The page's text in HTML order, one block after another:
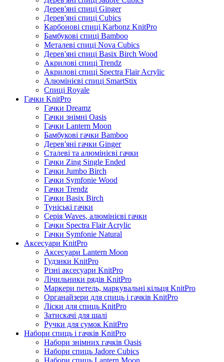
Дерев'яні спиці Ginger
Дерев'яні спиці Cubics
Карбонові спиці Karbonz KnitPro
Бамбукові спиці Bamboo
Металеві спиці Nova Cubics
Дерев'яні спиці Basix Birch Wood
Акрилові спиці Trendz
Акрилові спиці Spectra Flair Acrylic
Алюмінієві спиці SmartStix
Спиці Royale
Гачки KnitPro
Гачки Dreamz
Гачки знімні Oasis
Гачки Lantern Moon
Бамбукові гачки Bamboo
Дерев'яні гачки Ginger
Сталеві та алюмінієві гачки
Гачки Zing Single Ended
Гачки Jumbo Birch
Гачки Symfonie Wood
Гачки Trendz
Гачки Basix Birch
Туніські гачки
Серія Waves, алюмінієві гачки
Гачки Spectra Flair Acrylic
Гачки Symfonie Natural
Аксесуари KnitPro
Аксесуари Lantern Moon
Гудзики KnitPro
Різні аксесуари KnitPro
Лічильники рядів KnitPro
Маркери петель, маркувальні кільця KnitPro
Органайзери для спиць і гачків KnitPro
Ліски для спиць KnitPro
Затискачі для шалі
Ручки для сумок KnitPro
Набори спиць і гачків KnitPro
Набори знімних гачків Oasis
Набори спиць Jadore Cubics
Набори спиць Lantern Moon